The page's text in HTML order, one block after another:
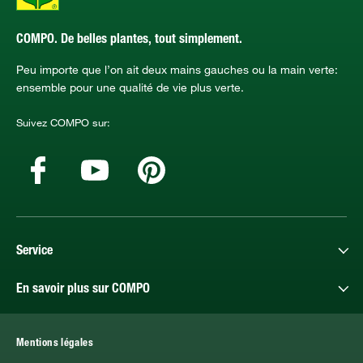
COMPO. De belles plantes, tout simplement.
Peu importe que l’on ait deux mains gauches ou la main verte:
ensemble pour une qualité de vie plus verte.
Suivez COMPO sur:
Service
En savoir plus sur COMPO
Mentions légales